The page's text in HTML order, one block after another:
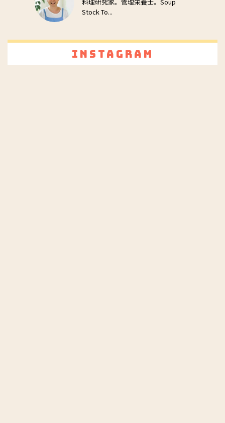
Stock To...
Instagram